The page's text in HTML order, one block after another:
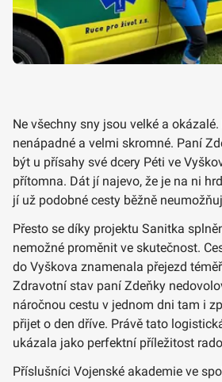
Ne všechny sny jsou velké a okázalé.
nenápadné a velmi skromné. Paní
být u přísahy své dcery Péti ve
přítomna. Dát jí najevo, že je na ni
jí už podobné cesty běžně
Přesto se díky projektu Sanitka
nemožné proměnit ve skutečnost.
do Vyškova znamenala přejezd
Zdravotní stav paní Zdeňky
náročnou cestu v jednom dni tam i
přijet o den dříve. Právě tato
ukázala jako perfektní příležitost
Příslušníci Vojenské akademie ve